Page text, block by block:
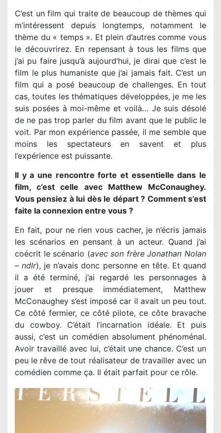
C’est un film qui traite de beaucoup de thèmes qui
m’intéressent depuis longtemps, notamment le
thème du « temps ». Et plein d’autres comme vous
le découvrirez. En repensant à tous les films que
j’ai pu faire jusqu’à aujourd’hui, je dirai que c’est le
film le plus humaniste que j’ai jamais fait. C’est un
film qui a posé beaucoup de challenges. En tout
cas, toutes les thématiques développées, je me les
suis posées à moi-même et voilà… Je suis désolé
de ne pas trop parler du film avant que le public le
voit. Par mon expérience passée, il me semble que
moins les spectateurs en savent et plus
l’expérience est puissante.
Il y a une rencontre forte et essentielle dans le
film, c’est celle avec Matthew McConaughey.
Vous pensiez à lui dès le départ ? Comment s’est
faite la connexion entre vous ?
En fait, pour ne rien vous cacher, je n’écris jamais
les scénarios en pensant à un acteur. Quand j’ai
coécrit le scénario (avec son frère Jonathan Nolan
– ndlr), je n’avais donc personne en tête. Et quand
il a été terminé, j’ai regardé les personnages à
jouer et presque immédiatement, Matthew
McConaughey s’est imposé car il avait un peu tout.
Ce côté fermier, ce côté pilote, ce côte bravache
du cowboy. C’était l’incarnation idéale. Et puis
aussi, c’est un comédien absolument phénoménal.
Avoir travaillé avec lui, c’était une chance. C’est un
peu le rêve de tout réalisateur de travailler avec un
comédien comme ça. Il était parfait pour ce rôle.